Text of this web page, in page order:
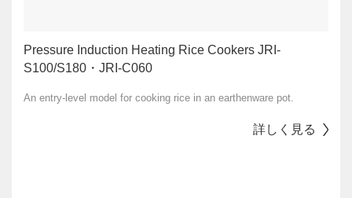
Pressure Induction Heating Rice Cookers JRI-
S100/S180・JRI-C060
An entry-level model for cooking rice in an earthenware pot.
詳しく見る